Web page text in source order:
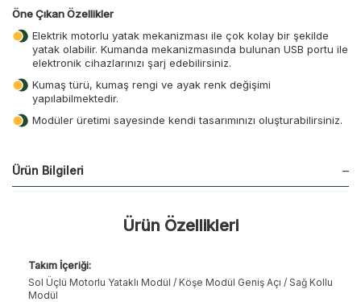
Öne Çıkan Özellikler
Elektrik motorlu yatak mekanizması ile çok kolay bir şekilde
yatak olabilir. Kumanda mekanizmasında bulunan USB portu ile
elektronik cihazlarınızı şarj edebilirsiniz.
Kumaş türü, kumaş rengi ve ayak renk değişimi
yapılabilmektedir.
Modüler üretimi sayesinde kendi tasarımınızı oluşturabilirsiniz.
Ürün Bilgileri
Ürün Özellikleri
Takım İçeriği:
Sol Üçlü Motorlu Yataklı Modül / Köşe Modül Geniş Açı / Sağ Kollu
Modül